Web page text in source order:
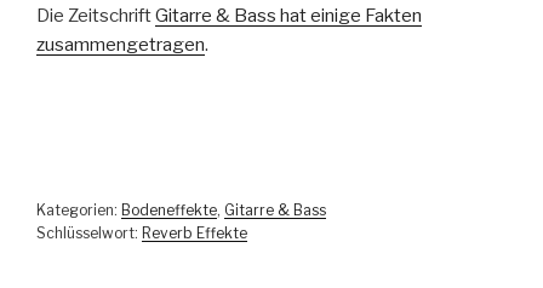
Die ZeitschriftGitarre & Bass hat einige Fakten
zusammengetragen.
Kategorien: Bodeneffekte, Gitarre & Bass
Schlüsselwort: Reverb Effekte